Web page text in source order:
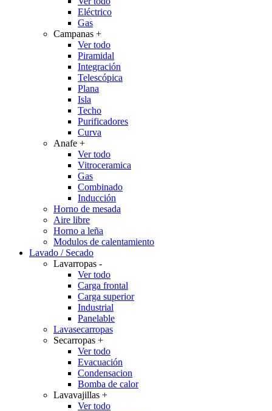
Eléctrico
Gas
Campanas +
Ver todo
Piramidal
Integración
Telescópica
Plana
Isla
Techo
Purificadores
Curva
Anafe +
Ver todo
Vitroceramica
Gas
Combinado
Inducción
Horno de mesada
Aire libre
Horno a leña
Modulos de calentamiento
Lavado / Secado
Lavarropas -
Ver todo
Carga frontal
Carga superior
Industrial
Panelable
Lavasecarropas
Secarropas +
Ver todo
Evacuación
Condensacion
Bomba de calor
Lavavajillas +
Ver todo